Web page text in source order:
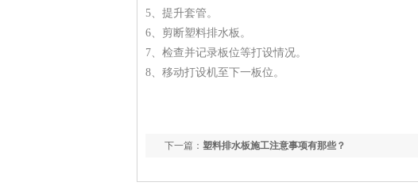
5、提升套管。
6、剪断塑料排水板。
7、检查并记录板位等打设情况。
8、移动打设机至下一板位。
下一篇： 塑料排水板施工注意事项有那些？